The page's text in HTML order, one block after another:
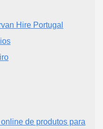
Hire Portugal
de produtos para